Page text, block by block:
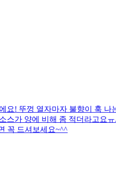
! 뚜껑 열자마자 불향이 훅 나
스가 양에 비해 좀 적더라고요
꼭 드셔보세요~^^